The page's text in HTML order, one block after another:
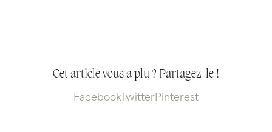
Cet article vous a plu ? Partagez-le !
Facebook TwitterPinterest